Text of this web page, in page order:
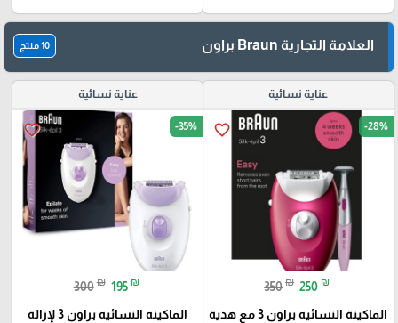
العلامة التجارية Braun براون 10 منتج
عناية نسائية
favorite_border -28%
350 ₪ 250 ₪
الماكينة النسائيه براون 3 مع هدية
عناية نسائية
favorite_border -35%
300 ₪ 195 ₪
الماكينه النسائيه براون 3 لإزالة